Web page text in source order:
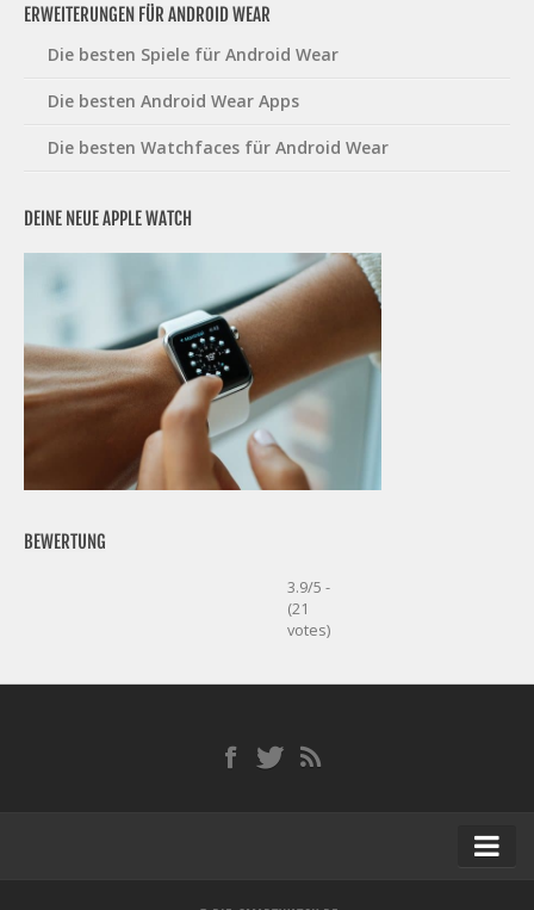
ERWEITERUNGEN FÜR ANDROID WEAR
Die besten Spiele für Android Wear
Die besten Android Wear Apps
Die besten Watchfaces für Android Wear
DEINE NEUE APPLE WATCH
BEWERTUNG
3.9/5 -
(21
votes)